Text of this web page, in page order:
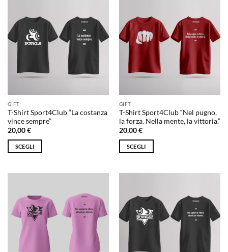
varianti.
Le
opzioni
essere
scelte
pagina
del
prodotto
varianti.
Le
opzioni
possono
essere
scelte
pagina
del
prodotto
GIFT
T-Shirt Sport4Club “La costanza
vince sempre”
20,00€
SCEGLI
varianti.
Le
opzioni
possono
essere
GIFT
T-Shirt Sport4Club “Nel pugno,
la forza. Nella mente, la vittoria.”
20,00€
SCEGLI
varianti.
Le
opzioni
essere